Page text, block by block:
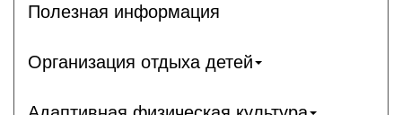
Полезная информация
Организация отдыха детей